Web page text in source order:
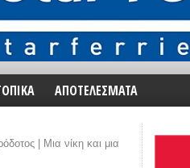
ΑΠΟΤΕΛΕΣΜΑΤΑ
| Μια νίκη και μια